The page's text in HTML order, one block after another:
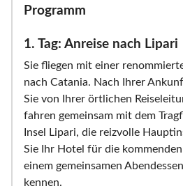
Programm
1. Tag: Anreise nach Lipari
Sie fliegen mit einer
nach Catania. Nach Ihrer
Sie von Ihrer örtlichen
fahren gemeinsam mit dem
Insel Lipari, die reizvolle
Sie Ihr Hotel für die
einem gemeinsamen
kennen.